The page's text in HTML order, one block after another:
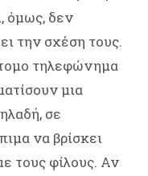
όμως, δεν
την σχέση τους.
τηλεφώνημα
μια
σε
να βρίσκει
τους φίλους. Αν